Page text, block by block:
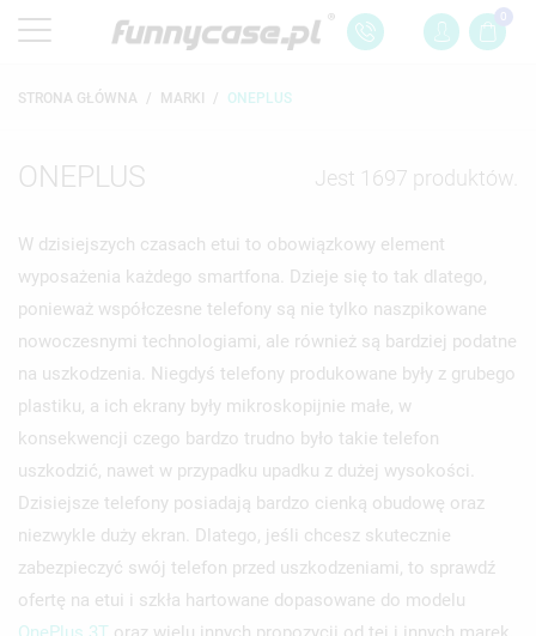
0
STRONA GŁÓWNA MARKI ONEPLUS
ONEPLUS Jest 1697 produktów.
W dzisiejszych czasach etui to obowiązkowy element
wyposażenia każdego smartfona. Dzieje się to tak dlatego,
ponieważ współczesne telefony są nie tylko naszpikowane
nowoczesnymi technologiami, ale również są bardziej podatne
na uszkodzenia. Niegdyś telefony produkowane były z grubego
plastiku, a ich ekrany były mikroskopijnie małe, w
konsekwencji czego bardzo trudno było takie telefon
uszkodzić, nawet w przypadku upadku z dużej wysokości.
Dzisiejsze telefony posiadają bardzo cienką obudowę oraz
niezwykle duży ekran. Dlatego, jeśli chcesz skutecznie
zabezpieczyć swój telefon przed uszkodzeniami, to sprawdź
ofertę na etui i szkła hartowane dopasowane do modelu